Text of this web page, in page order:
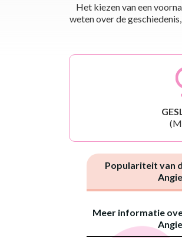
Het kiezen van een
weten over de
Populariteit van
Angie
Meer informatie
Angie